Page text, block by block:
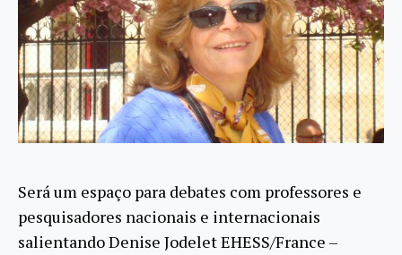
Será um espaço para debates com professores e
pesquisadores nacionais e internacionais
salientando Denise Jodelet EHESS/France –